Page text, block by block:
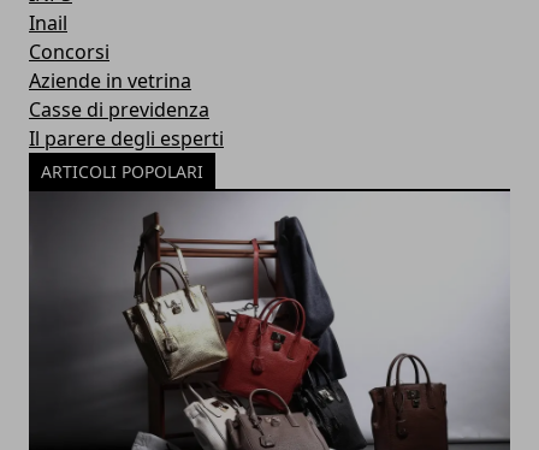
Inail
Concorsi
Aziende in vetrina
Casse di previdenza
Il parere degli esperti
ARTICOLI POPOLARI